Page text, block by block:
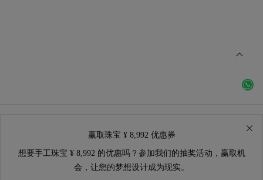
赢取珠宝 ¥ 8,992 优惠券
想要手工珠宝 ¥ 8,992 的优惠吗？参加我们的抽奖活动，赢取机
会，让您的梦想设计成为现实。